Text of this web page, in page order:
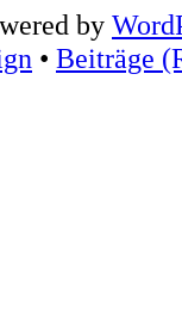
by
• Beiträge